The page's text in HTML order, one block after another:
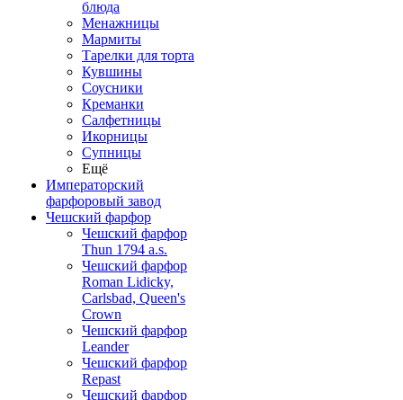
блюда
Менажницы
Мармиты
Тарелки для торта
Кувшины
Соусники
Креманки
Салфетницы
Икорницы
Супницы
Ещё
Императорский
фарфоровый завод
Чешский фарфор
Чешский фарфор
Thun 1794 a.s.
Чешский фарфор
Roman Lidicky,
Carlsbad, Queen's
Crown
Чешский фарфор
Leander
Чешский фарфор
Repast
Чешский фарфор